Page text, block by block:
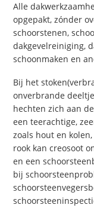
Alle
opgepakt, zónder
schoorstenen,
dakgevelreiniging,
schoonmaken en
Bij het
onverbrande
hechten zich aan
een teerachtige,
zoals hout en
rook kan creosoot
en een
bij